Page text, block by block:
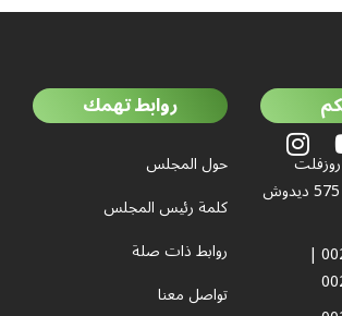
الجزائر ص.ب. 575 ديدوش
0021323487279 |
روابط تهمك
حول المجلس
كلمة رئيس المجلس
روابط ذات صلة
تواصل معنا